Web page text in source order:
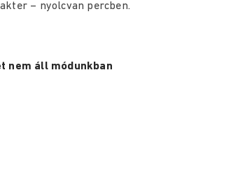
– nyolcvan percben.
nem áll módunkban